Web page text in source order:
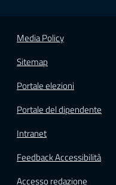
Media Policy
Sitemap
Portale elezioni
Portale del dipendente
Intranet
Feedback Accessibilità
Accesso redazione